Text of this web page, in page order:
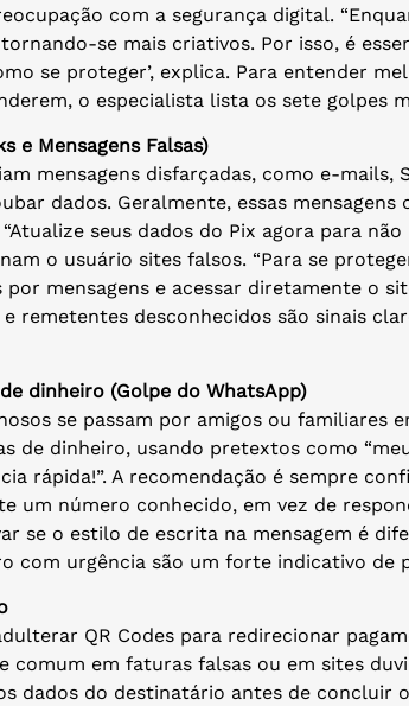
com a segurança digital.
se mais criativos. Por isso, é
se proteger’, explica. Para entender
o especialista lista os sete golpes
e Mensagens Falsas)
mensagens disfarçadas, como e-mails,
dados. Geralmente, essas mensagens
seus dados do Pix agora para não
o usuário sites falsos. “Para se
por mensagens e acessar diretamente o
remetentes desconhecidos são sinais
dinheiro (Golpe do WhatsApp)
se passam por amigos ou familiares
de dinheiro, usando pretextos como
rápida!”. A recomendação é sempre
um número conhecido, em vez de
se o estilo de escrita na mensagem é
com urgência são um forte indicativo de
QR Codes para redirecionar
comum em faturas falsas ou em sites
dados do destinatário antes de concluir